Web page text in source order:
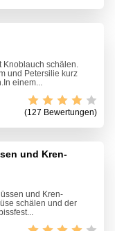
Knoblauch schälen.
und Petersilie kurz
einem...
(127 Bewertungen)
und Kren-
und Kren-
schälen und der